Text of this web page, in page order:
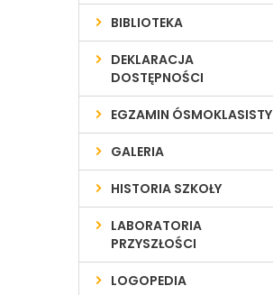
BIBLIOTEKA
DEKLARACJA
DOSTĘPNOŚCI
EGZAMIN ÓSMOKLASISTY
GALERIA
HISTORIA SZKOŁY
LABORATORIA
PRZYSZŁOŚCI
LOGOPEDIA